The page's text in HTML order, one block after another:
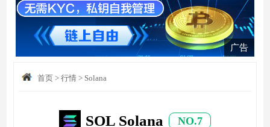
广告
首页> 行情> Solana
SOL Solana NO.7